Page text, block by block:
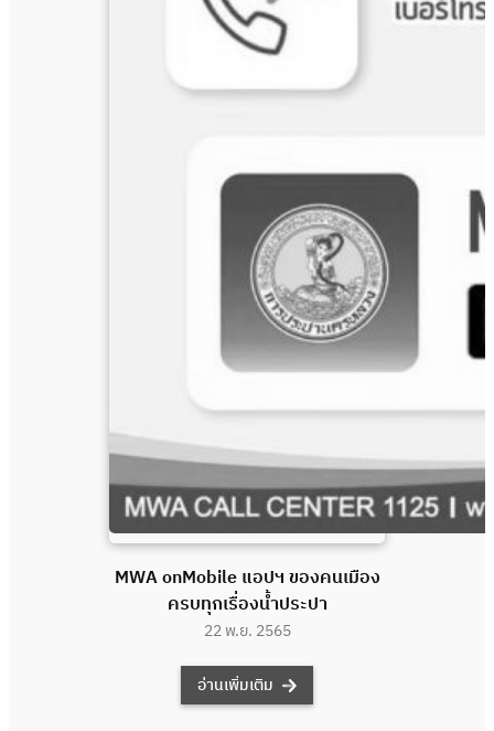
MWA onMobile แอปฯ ของคนเมือง
ครบทุกเรื่องน้ำประปา
22 พ.ย. 2565
อ่านเพิ่มเติม